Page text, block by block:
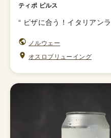
ティポ ピルス
“ ピザに合う！イタリアン
ノルウェー
オスロブリューイング